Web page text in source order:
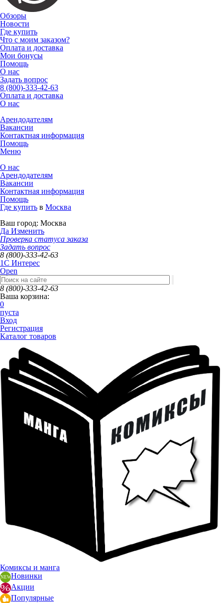
Обзоры
Новости
Где купить
Что с моим заказом?
Оплата и доставка
Мои бонусы
Помощь
О нас
Задать вопрос
8 (800)-333-42-63
Оплата и доставка
О нас
Арендодателям
Вакансии
Контактная информация
Помощь
Меню
О нас
Арендодателям
Вакансии
Контактная информация
Помощь
Где купить в Москва
Ваш город: Москва
Да Изменить
Проверка статуса заказа
Задать вопрос
8 (800)-333-42-63
1C Интерес
Open
8 (800)-333-42-63
Ваша корзина:
0
пуста
Вход
Регистрация
Каталог товаров
Комиксы и манга
Новинки
Акции
Популярные